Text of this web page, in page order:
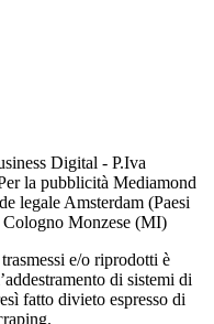
Digital - P.Iva
la pubblicità Mediamond
legale Amsterdam (Paesi
Monzese (MI)
e/o riprodotti è
di sistemi di
fatto divieto espresso di